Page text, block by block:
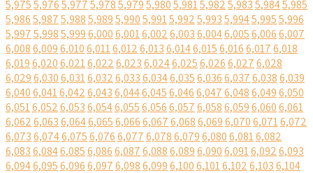
5,9755,9765,9775,9785,9795,9805,9815,9825,9835,9845,985
5,9865,9875,9885,9895,9905,9915,9925,9935,9945,9955,996
5,9975,9985,9996,0006,0016,0026,0036,0046,0056,0066,007
6,0086,0096,0106,0116,0126,0136,0146,0156,0166,0176,018
6,0196,0206,0216,0226,0236,0246,0256,0266,0276,028
6,0296,0306,0316,0326,0336,0346,0356,0366,0376,0386,039
6,0406,0416,0426,0436,0446,0456,0466,0476,0486,0496,050
6,0516,0526,0536,0546,0556,0566,0576,0586,0596,0606,061
6,0626,0636,0646,0656,0666,0676,0686,0696,0706,0716,072
6,0736,0746,0756,0766,0776,0786,0796,0806,0816,082
6,0836,0846,0856,0866,0876,0886,0896,0906,0916,0926,093
6,0946,0956,0966,0976,0986,0996,1006,1016,1026,1036,104